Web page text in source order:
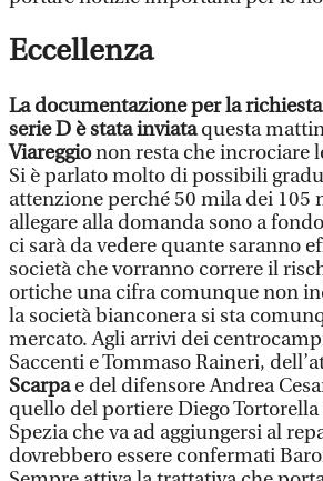
Eccellenza
La documentazione per la
serie D è stata inviataquesta
Viareggionon resta che incrociare
Si è parlato molto di possibili
attenzione perché 50 mila dei 105
allegare alla domanda sono a
ci sarà da vedere quante saranno
società che vorranno correre il
ortiche una cifra comunque non
la società bianconera si sta
mercato. Agli arrivi dei
Saccenti e Tommaso Raineri,
Scarpae del difensore Andrea
quello del portiere Diego
Spezia che va ad aggiungersi al
dovrebbero essere confermati